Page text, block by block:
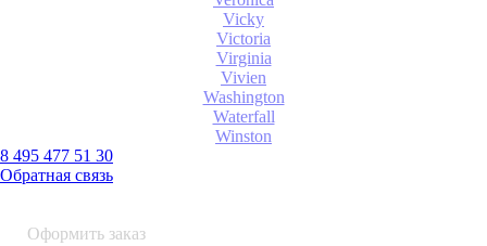
Vicky
Victoria
Virginia
Vivien
Washington
Waterfall
Winston
8 495 477 51 30
Обратная связь
Оформить заказ